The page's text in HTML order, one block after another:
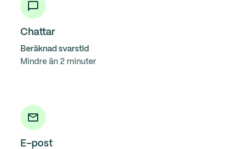
Chattar
Beräknad svarstid
Mindre än 2 minuter
E-post